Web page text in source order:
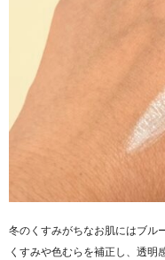
冬のくすみがちなお肌にはブル
くすみや色むらを補正し、透明